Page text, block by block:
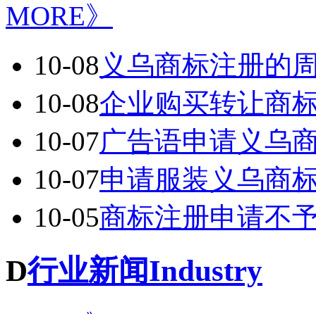
MORE》
10-08 义乌商标注册的
10-08企业购买转让商
10-07广告语申请义乌
10-07申请服装义乌商
10-05商标注册申请不
D行业新闻Industry